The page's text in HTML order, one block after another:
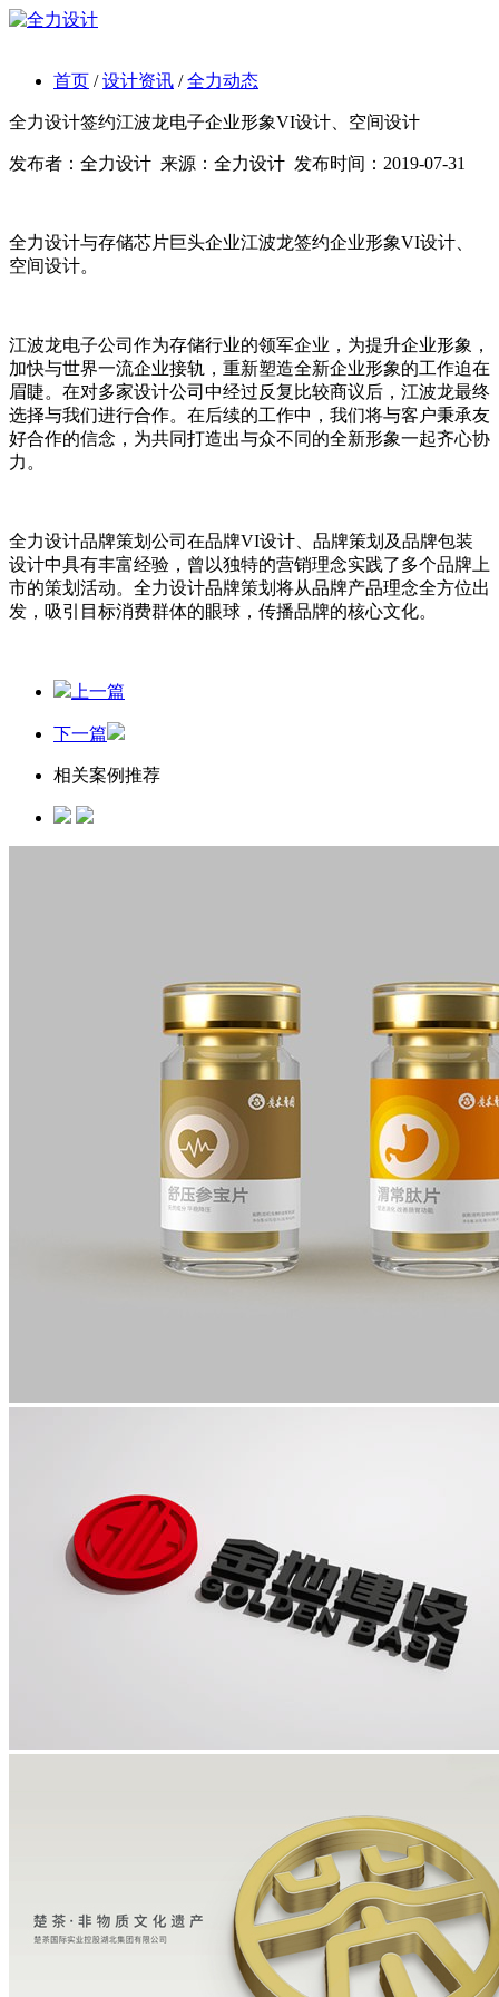
首页 /设计资讯 /全力动态
全力设计签约江波龙电子企业形象VI设计、空间设计
发布者： 全力设计 来源： 全力设计 发布时间： 2019-07-31
全力设计与存储芯片巨头企业江波龙签约企业形象VI设计、
空间设计。
江波龙电子公司作为存储行业的领军企业，为提升企业形象，
加快与世界一流企业接轨，重新塑造全新企业形象的工作迫在
眉睫。在对多家设计公司中经过反复比较商议后，江波龙最终
选择与我们进行合作。在后续的工作中，我们将与客户秉承友
好合作的信念，为共同打造出与众不同的全新形象一起齐心协
力。
全力设计品牌策划公司在品牌VI设计、品牌策划及品牌包装
设计中具有丰富经验，曾以独特的营销理念实践了多个品牌上
市的策划活动。全力设计品牌策划将从品牌产品理念全方位出
发，吸引目标消费群体的眼球，传播品牌的核心文化。
上一篇
下一篇
相关案例推荐